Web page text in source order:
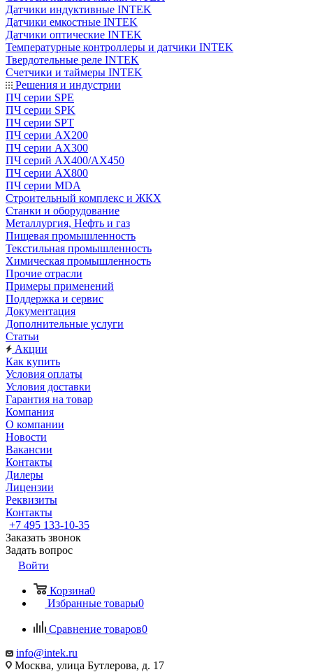
Датчики индуктивные INTEK
Датчики емкостные INTEK
Датчики оптические INTEK
Температурные контроллеры и датчики INTEK
Твердотельные реле INTEK
Счетчики и таймеры INTEK
Решения и индустрии
ПЧ серии SPE
ПЧ серии SPK
ПЧ серии SPT
ПЧ серии AX200
ПЧ серии AX300
ПЧ серий AX400/AX450
ПЧ серии AX800
ПЧ серии MDA
Строительный комплекс и ЖКХ
Станки и оборудование
Металлургия, Нефть и газ
Пищевая промышленность
Текстильная промышленность
Химическая промышленность
Прочие отрасли
Примеры применений
Поддержка и сервис
Документация
Дополнительные услуги
Статьи
Акции
Как купить
Условия оплаты
Условия доставки
Гарантия на товар
Компания
О компании
Новости
Вакансии
Контакты
Дилеры
Лицензии
Реквизиты
Контакты
+7 495 133-10-35
Заказать звонок
Задать вопрос
Войти
Корзина0
Избранные товары0
Сравнение товаров0
info@intek.ru
Москва, улица Бутлерова, д. 17